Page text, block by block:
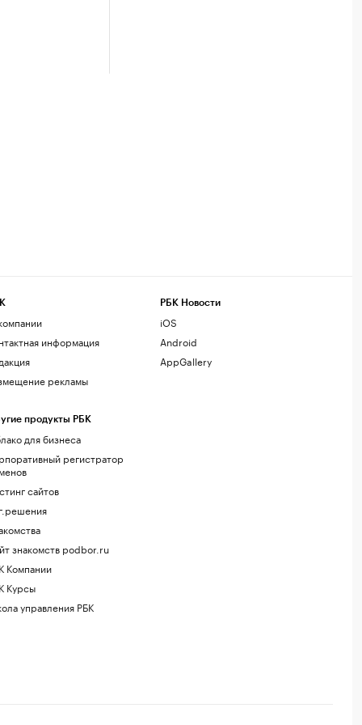
информация
рекламы
продукты РБК
для бизнеса
регистратор
сайтов
знакомств podbor.ru
Компании
Курсы
управления РБК
РБК Новости
iOS
Android
AppGallery